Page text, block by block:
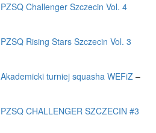
PZSQ Challenger Szczecin Vol. 4
PZSQ Rising Stars Szczecin Vol. 3
Akademicki turniej squasha WEFiZ –
PZSQ CHALLENGER SZCZECIN #3